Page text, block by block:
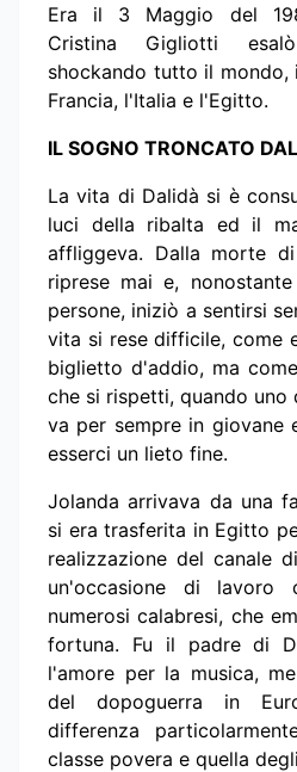
Era il 3 Maggio del
Cristina Gigliotti
shockando tutto il
Francia, l'Italia e l'Egitto.
IL SOGNO TRONCATO
La vita di Dalidà si è
luci della ribalta ed il
affliggeva. Dalla morte
riprese mai e,
persone, iniziò a sentirsi
vita si rese difficile, come
biglietto d'addio, ma
che si rispetti, quando uno
va per sempre in giovane
esserci un lieto fine.
Jolanda arrivava da una
si era trasferita in Egitto
realizzazione del canale
un'occasione di lavoro
numerosi calabresi, che
fortuna. Fu il padre di
l'amore per la musica,
del dopoguerra in
differenza
classe povera e quella